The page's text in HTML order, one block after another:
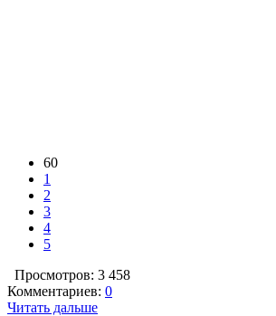
60
1
2
3
4
5
Просмотров: 3 458
Комментариев: 0
Читать дальше